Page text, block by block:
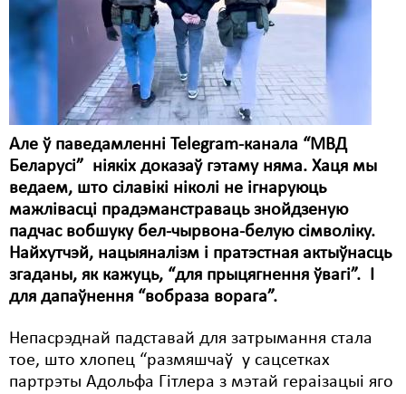
Але ў паведамленні Telegram-канала “МВД
Беларусі” ніякіх доказаў гэтаму няма. Хаця мы
ведаем, што сілавікі ніколі не ігнаруюць
мажлівасці прадэманстраваць знойдзеную
падчас вобшуку бел-чырвона-белую сімволіку.
Найхутчэй, нацыяналізм і пратэстная актыўнасць
згаданы, як кажуць, “для прыцягнення ўвагі”. І
для дапаўнення “вобраза ворага”.
Непасрэднай падставай для затрымання стала
тое, што хлопец “размяшчаў у сацсетках
партрэты Адольфа Гітлера з мэтай гераізацыі яго
Мігранты
Мірныя сходы
Праваабаронцы
Правы дзіцяці
Пэнітэнцыярная сыстэма
Распальваньне варожасьці
Рознае
Свабода слова
Свабода сумленьня